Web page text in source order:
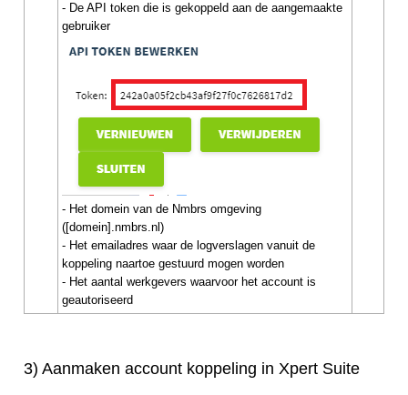
- De API token die is gekoppeld aan de aangemaakte
gebruiker
- Het domein van de Nmbrs omgeving
([domein].nmbrs.nl)
- Het emailadres waar de logverslagen vanuit de
koppeling naartoe gestuurd mogen worden
- Het aantal werkgevers waarvoor het account is
geautoriseerd
3) Aanmaken account koppeling in Xpert Suite